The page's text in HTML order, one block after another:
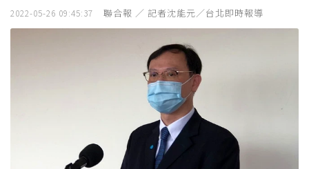
2022-05-26 09:45:37 聯合報 ／ 記者沈能元／台北即時報導